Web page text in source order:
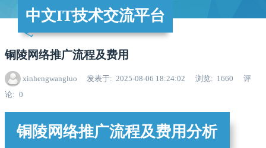
中文IT技术交流平台
铜陵网络推广流程及费用
xinhengwangluo 发表于 2025-08-06 18:24:02 浏览 1660
评
论
0
铜陵网络推广流程及费用分析